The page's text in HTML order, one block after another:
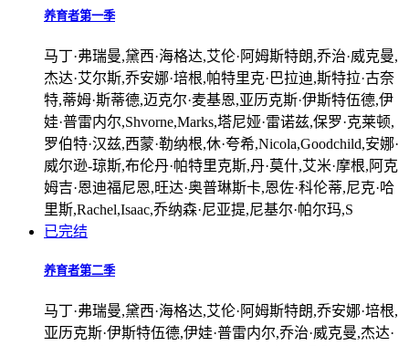
养育者第一季
马丁·弗瑞曼,黛西·海格达,艾伦·阿姆斯特朗,乔治·威克曼,
杰达·艾尔斯,乔安娜·培根,帕特里克·巴拉迪,斯特拉·古奈
特,蒂姆·斯蒂德,迈克尔·麦基恩,亚历克斯·伊斯特伍德,伊
娃·普雷内尔,Shvorne,Marks,塔尼娅·雷诺兹,保罗·克莱顿,
罗伯特·汉兹,西蒙·勒纳根,休·夸希,Nicola,Goodchild,安娜·
威尔逊-琼斯,布伦丹·帕特里克斯,丹·莫什,艾米·摩根,阿克
姆吉·恩迪福尼恩,旺达·奥普琳斯卡,恩佐·科伦蒂,尼克·哈
里斯,Rachel,Isaac,乔纳森·尼亚提,尼基尔·帕尔玛,S
已完结
养育者第二季
马丁·弗瑞曼,黛西·海格达,艾伦·阿姆斯特朗,乔安娜·培根,
亚历克斯·伊斯特伍德,伊娃·普雷内尔,乔治·威克曼,杰达·